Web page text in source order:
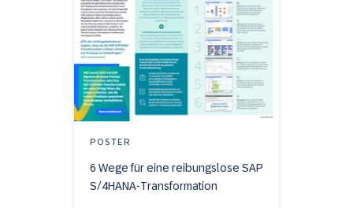
POSTER
6 Wege für eine reibungslose SAP
S/4HANA-Transformation